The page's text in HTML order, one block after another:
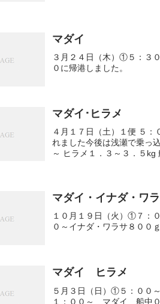
マダイ
３月２４日（木）①５：３
０に帰港しました。
マダイ･ヒラメ
４月１７日（土）１便 ５
れました今後は浅瀬で乗っ
～ ヒラメ１．３～３．５kg
マダイ・イナダ・ワ
１０月１９日（火）①７：
０～イナダ・ワラサ８０
マダイ ヒラメ
５月３日（日）①５：０
１：００～ マダイ 船中